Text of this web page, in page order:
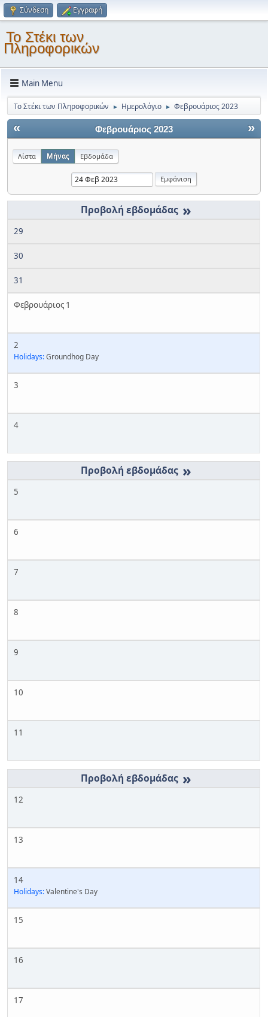
Σύνδεση Εγγραφή
Το Στέκι των
Πληροφορικών
Main Menu
Το Στέκι των Πληροφορικών ► Ημερολόγιο ► Φεβρουάριος 2023
« »
Φεβρουάριος 2023
Λίστα Μήνας Εβδομάδα
»
29
30
31
Φεβρουάριος 1
2
Holidays:Groundhog Day
3
4
»
5
6
7
8
9
10
11
»
12
13
14
Holidays:Valentine's Day
15
16
17